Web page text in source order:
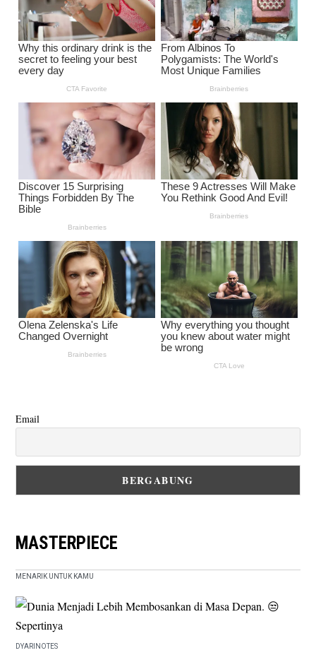
Email
MASTERPIECE
MENARIK UNTUK KAMU
DYARINOTES